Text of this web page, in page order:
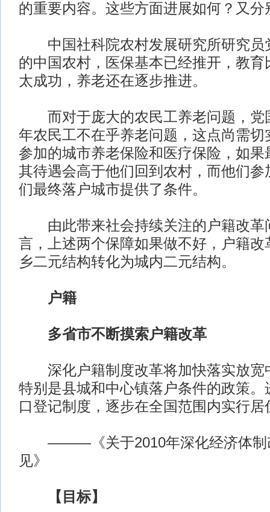
的重要内容。这些方面进展如何？又分
中国社科院农村发展研究所研究员
的中国农村，医保基本已经推开，教育
太成功，养老还在逐步推进。
而对于庞大的农民工养老问题，党
年农民工不在乎养老问题，这点尚需切
参加的城市养老保险和医疗保险，如果
其待遇会高于他们回到农村，而他们参
们最终落户城市提供了条件。
由此带来社会持续关注的户籍改革
言，上述两个保障如果做不好，户籍改
乡二元结构转化为城内二元结构。
户籍
多省市不断摸索户籍改革
深化户籍制度改革将加快落实放宽
特别是县城和中心镇落户条件的政策。
口登记制度，逐步在全国范围内实行居
———《关于2010年深化经济体制
见》
【目标】